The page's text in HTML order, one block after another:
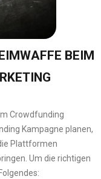
BEIM
Crowdfunding
Kampagne planen,
Plattformen
Um die richtigen